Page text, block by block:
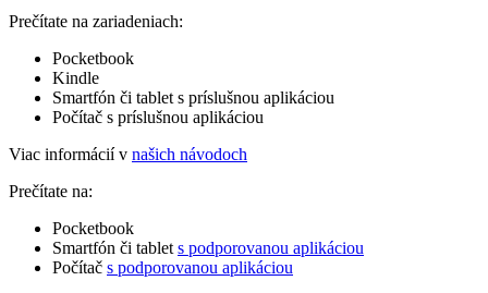
Prečítate na zariadeniach:
Pocketbook
Kindle
Smartfón či tablet s príslušnou aplikáciou
Počítač s príslušnou aplikáciou
Viac informácií v našich návodoch
Prečítate na:
Pocketbook
Smartfón či tablet s podporovanou aplikáciou
Počítač s podporovanou aplikáciou